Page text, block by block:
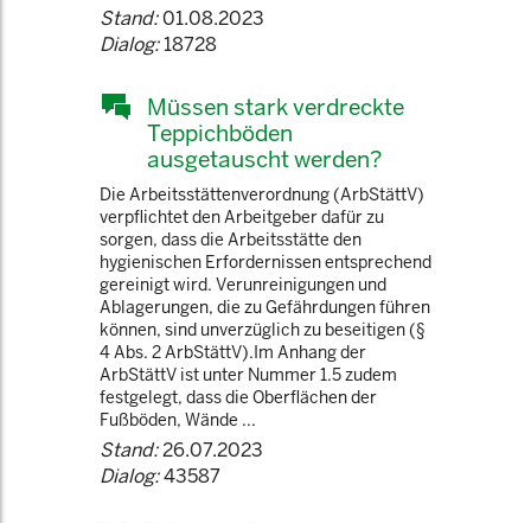
Stand:01.08.2023
Dialog:18728
Müssen stark verdreckte
Teppichböden
ausgetauscht werden?
Die Arbeitsstättenverordnung (ArbStättV)
verpflichtet den Arbeitgeber dafür zu
sorgen, dass die Arbeitsstätte den
hygienischen Erfordernissen entsprechend
gereinigt wird. Verunreinigungen und
Ablagerungen, die zu Gefährdungen führen
können, sind unverzüglich zu beseitigen (§
4 Abs. 2 ArbStättV).Im Anhang der
ArbStättV ist unter Nummer 1.5 zudem
festgelegt, dass die Oberflächen der
Fußböden, Wände ...
Stand:26.07.2023
Dialog:43587